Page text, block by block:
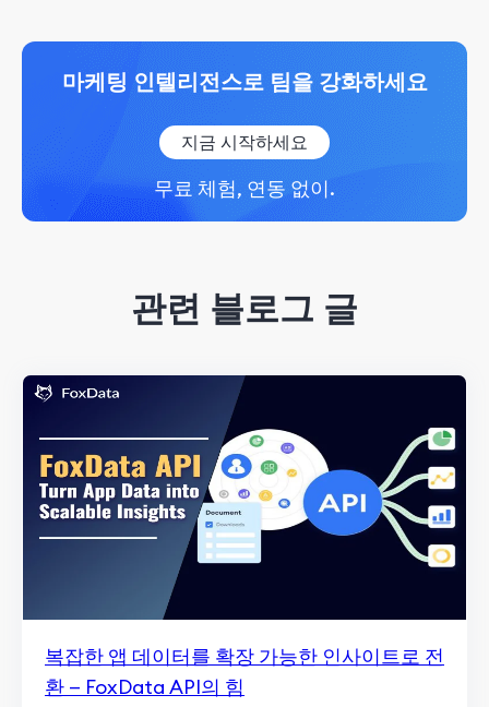
마케팅 인텔리전스로 팀을 강화하세요
지금 시작하세요
무료 체험, 연동 없이.
관련 블로그 글
복잡한 앱 데이터를 확장 가능한 인사이트로 전
환 — FoxData API의 힘